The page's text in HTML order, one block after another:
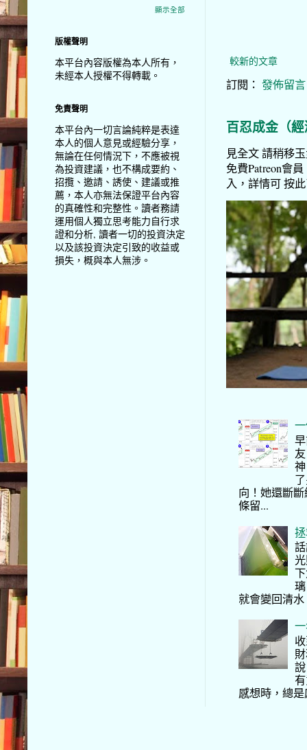
較新的文章
訂閱： 發佈留
百忍成金（
見全文 請稍移
免費Patreon會
入，詳情可 按
向！她還斷
條留...
就會變回清
感想時，總
顯示全部
版權聲明
本平台內容版權為本人所有，
未經本人授權不得轉載。
免責聲明
本平台內一切言論純粹是表達
本人的個人意見或經驗分享，
無論在任何情況下，不應被視
為投資建議，也不構成要約、
招攬、邀請、誘使、建議或推
薦，本人亦無法保證平台內容
的真確性和完整性。讀者務請
運用個人獨立思考能力自行求
證和分析, 讀者一切的投資決定
以及該投資決定引致的收益或
損失，概與本人無涉。